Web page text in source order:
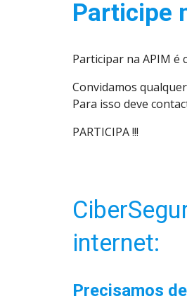
Participe
Participar na APIM é
Convidamos
Para isso deve
PARTICIPA !!!
internet:
Precisamos